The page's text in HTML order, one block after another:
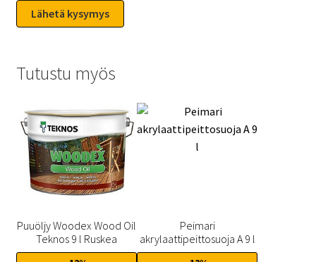
Tutustu myös
Puuöljy Woodex Wood Oil
Teknos 9 l Ruskea
Peimari
akrylaattipeittosuoja A 9 l